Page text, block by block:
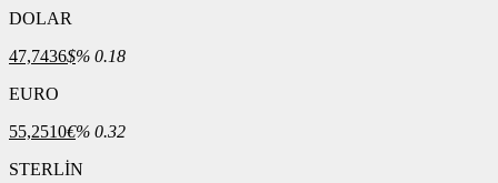
DOLAR
47,7436$% 0.18
EURO
55,2510€% 0.32
STERLİN